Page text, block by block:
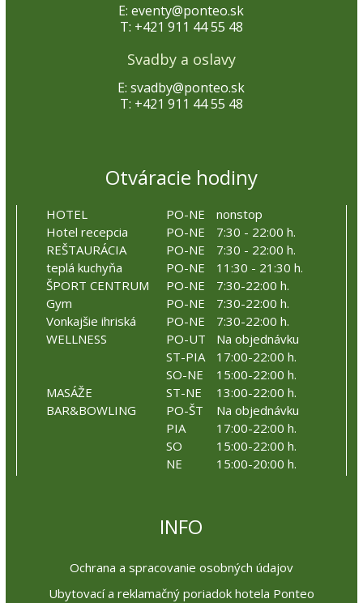
E: eventy@ponteo.sk
T: +421 911 44 55 48
Svadby a oslavy
E: svadby@ponteo.sk
T: +421 911 44 55 48
Otváracie hodiny
HOTEL PO-NE
nonstop
Hotel recepcia
PO-NE
7:30 - 22:00 h.
REŠTAURÁCIA
PO-NE
7:30 - 22:00 h.
teplá kuchyňa
PO-NE
11:30 - 21:30 h.
ŠPORT CENTRUM
PO-NE
7:30-22:00 h.
Gym
PO-NE
7:30-22:00 h.
Vonkajšie ihriská
PO-NE
7:30-22:00 h.
WELLNESS
PO-UT
Na objednávku
ST-PIA
17:00-22:00 h.
SO-NE
15:00-22:00 h.
MASÁŽE
ST-NE
13:00-22:00 h.
BAR&BOWLING
PO-ŠT
Na objednávku
PIA
17:00-22:00 h.
SO
15:00-22:00 h.
NE
15:00-20:00 h.
INFO
Ochrana a spracovanie osobných údajov
Ubytovací a reklamačný poriadok hotela Ponteo